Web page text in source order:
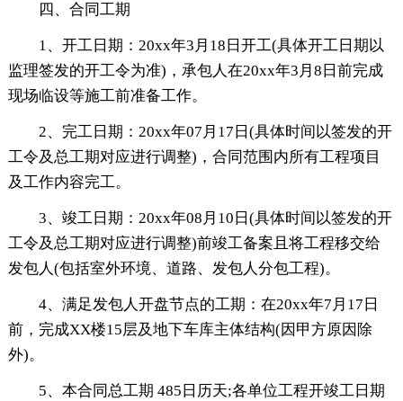
四、合同工期
1、开工日期：20xx年3月18日开工(具体开工日期以
监理签发的开工令为准)，承包人在20xx年3月8日前完成
现场临设等施工前准备工作。
2、完工日期：20xx年07月17日(具体时间以签发的开
工令及总工期对应进行调整)，合同范围内所有工程项目
及工作内容完工。
3、竣工日期：20xx年08月10日(具体时间以签发的开
工令及总工期对应进行调整)前竣工备案且将工程移交给
发包人(包括室外环境、道路、发包人分包工程)。
4、满足发包人开盘节点的工期：在20xx年7月17日
前，完成XX楼15层及地下车库主体结构(因甲方原因除
外)。
5、本合同总工期 485日历天;各单位工程开竣工日期